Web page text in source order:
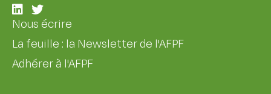
Nous écrire
La feuille : la Newsletter de l'AFPF
Adhérer à l'AFPF